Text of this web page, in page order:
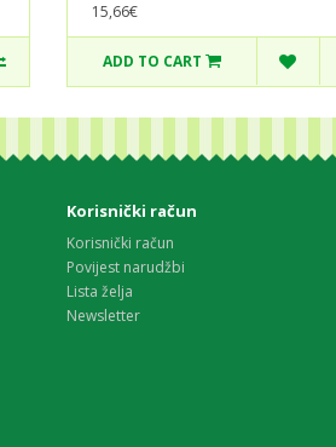
15,66€
ADD TO CART
Korisnički račun
Korisnički račun
Povijest narudžbi
Lista želja
Newsletter